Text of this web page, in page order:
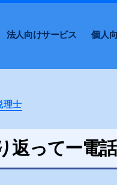
法人向けサービス 個人
理士
返ってー電